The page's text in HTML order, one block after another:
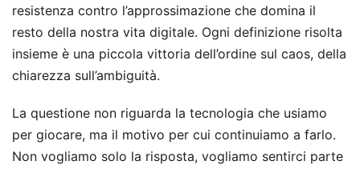
resistenza contro l’approssimazione che domina il
resto della nostra vita digitale. Ogni definizione risolta
insieme è una piccola vittoria dell’ordine sul caos, della
chiarezza sull’ambiguità.
La questione non riguarda la tecnologia che usiamo
per giocare, ma il motivo per cui continuiamo a farlo.
Non vogliamo solo la risposta, vogliamo sentirci parte